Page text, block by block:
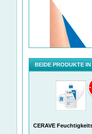
BEIDE PRODUKTE
CERAVE